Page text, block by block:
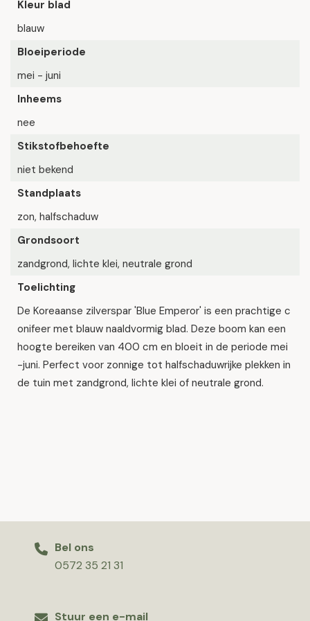
Kleur blad
blauw
Bloeiperiode
mei - juni
Inheems
nee
Stikstofbehoefte
niet bekend
Standplaats
zon, halfschaduw
Grondsoort
zandgrond, lichte klei, neutrale grond
Toelichting
De Koreaanse zilverspar 'Blue Emperor' is een prachtige c
onifeer met blauw naaldvormig blad. Deze boom kan een
hoogte bereiken van 400 cm en bloeit in de periode mei
-juni. Perfect voor zonnige tot halfschaduwrijke plekken in
de tuin met zandgrond, lichte klei of neutrale grond.
Bel ons
0572 35 21 31
Stuur een e-mail